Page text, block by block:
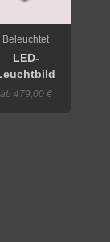
Beleuchtet
LED-
ab 479,00 €